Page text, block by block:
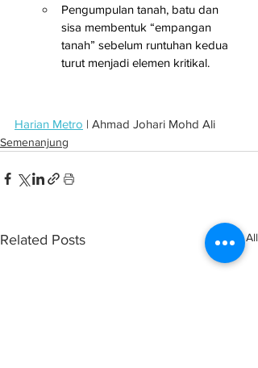
Pengumpulan tanah, batu dan
sisa membentuk “empangan
tanah” sebelum runtuhan kedua
turut menjadi elemen kritikal.
Harian Metro | Ahmad Johari Mohd Ali
Semenanjung
Related Posts See All